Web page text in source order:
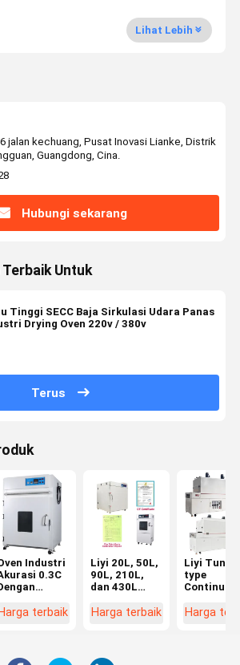
Lihat Lebih
jalan kechuang, Pusat Inovasi Lianke, Distrik
Guangdong, Cina.
Hubungi sekarang
Untuk
Tinggi SECC Baja Sirkulasi Udara Panas
Drying Oven 220v / 380v
Terus
Industri
0.3C
Lebih
Harga terbaik
Liyi 20L, 50L,
90L, 210L,
dan 430L
Lab Use
With Vacuum
Harga terbaik
Liyi
type
Conveying
Harga